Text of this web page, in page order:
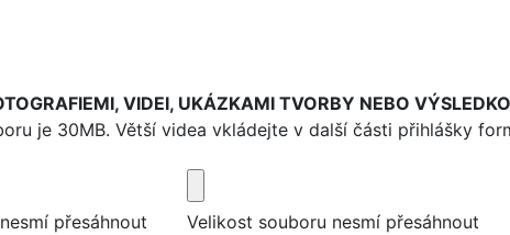
VIDEI, UKÁZKAMI TVORBY NEBO
je 30MB. Větší videa vkládejte v další části přihlášky
přesáhnout
Velikost souboru nesmí přesáhnout